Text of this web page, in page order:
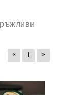
« 1 »